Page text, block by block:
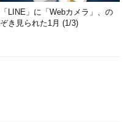
「LINE」に「Webカメラ」、の
ぞき見られた1月 (1/3)